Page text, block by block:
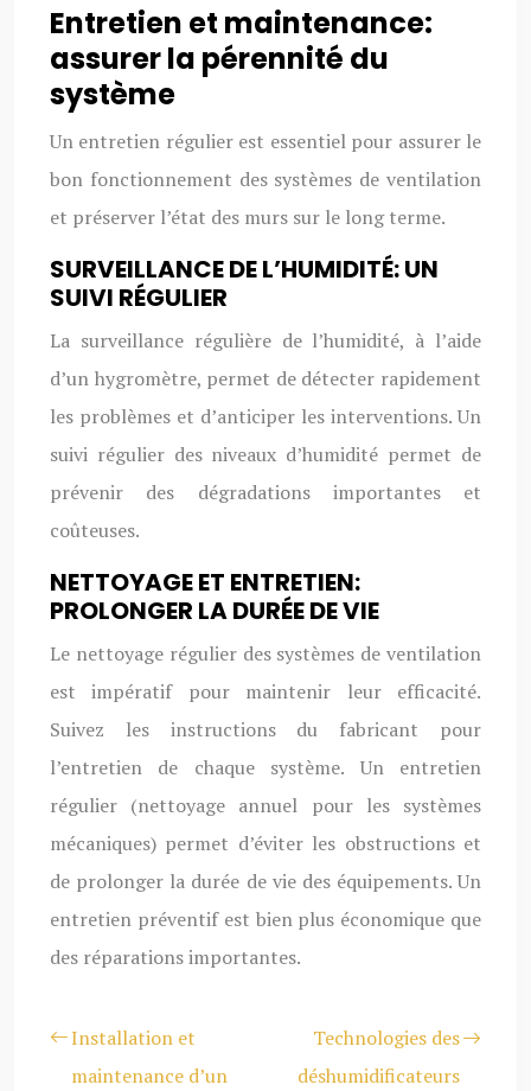
Entretien et maintenance:
assurer la pérennité du
système
Un entretien régulier est essentiel pour assurer le
bon fonctionnement des systèmes de ventilation
et préserver l’état des murs sur le long terme.
SURVEILLANCE DE L’HUMIDITÉ: UN
SUIVI RÉGULIER
La surveillance régulière de l’humidité, à l’aide
d’un hygromètre, permet de détecter rapidement
les problèmes et d’anticiper les interventions. Un
suivi régulier des niveaux d’humidité permet de
prévenir des dégradations importantes et
coûteuses.
NETTOYAGE ET ENTRETIEN:
PROLONGER LA DURÉE DE VIE
Le nettoyage régulier des systèmes de ventilation
est impératif pour maintenir leur efficacité.
Suivez les instructions du fabricant pour
l’entretien de chaque système. Un entretien
régulier (nettoyage annuel pour les systèmes
mécaniques) permet d’éviter les obstructions et
de prolonger la durée de vie des équipements. Un
entretien préventif est bien plus économique que
des réparations importantes.
Installation et
maintenance d’un
Technologies des
déshumidificateurs